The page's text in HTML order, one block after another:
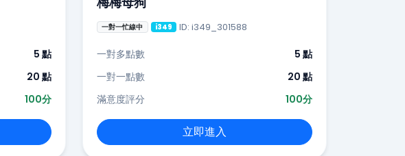
5 點
20 點
100分
一對一忙線中 i349 ID: i349_301588
一對多點數
5 點
一對一點數
20 點
滿意度評分
100分
立即進入